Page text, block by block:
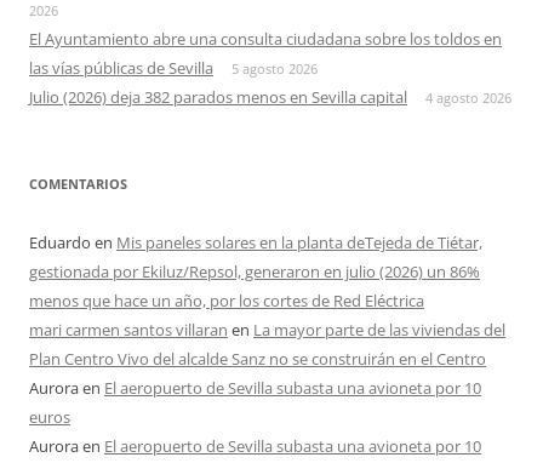
2026
El Ayuntamiento abre una consulta ciudadana sobre los toldos en
las vías públicas de Sevilla
5 agosto 2026
Julio (2026) deja 382 parados menos en Sevilla capital 4 agosto 2026
COMENTARIOS
Eduardo en Mis paneles solares en la planta deTejeda de Tiétar,
gestionada por Ekiluz/Repsol, generaron en julio (2026) un 86%
menos que hace un año, por los cortes de Red Eléctrica
mari carmen santos villaran en La mayor parte de las viviendas del
Plan Centro Vivo del alcalde Sanz no se construirán en el Centro
Auroraen El aeropuerto de Sevilla subasta una avioneta por 10
euros
Auroraen El aeropuerto de Sevilla subasta una avioneta por 10